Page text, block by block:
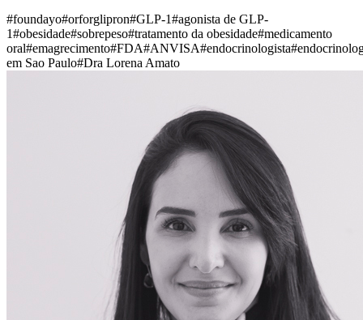
#foundayo#orforglipron#GLP-1#agonista de GLP-
1#obesidade#sobrepeso#tratamento da obesidade#medicamento
oral#emagrecimento#FDA#ANVISA#endocrinologista#
em Sao Paulo#Dra Lorena Amato